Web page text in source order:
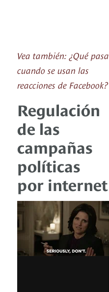
Vea también: ¿Qué pasa
cuando se usan las
reacciones de Facebook?
Regulación
de las
campañas
políticas
por internet